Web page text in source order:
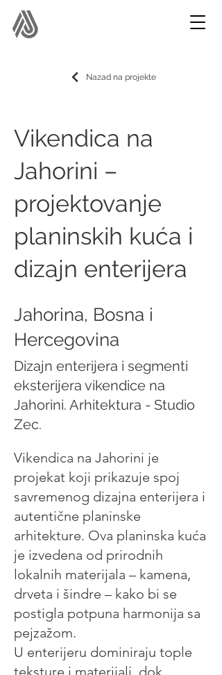
Nazad na projekte
Vikendica na
Jahorini –
projektovanje
planinskih kuća i
dizajn enterijera
Jahorina, Bosna i
Hercegovina
Dizajn enterijera i segmenti
eksterijera vikendice na
Jahorini. Arhitektura - Studio
Zec.
Vikendica na Jahorini je
projekat koji prikazuje spoj
savremenog dizajna enterijera i
autentične planinske
arhitekture. Ova planinska kuća
je izvedena od prirodnih
lokalnih materijala – kamena,
drveta i šindre – kako bi se
postigla potpuna harmonija sa
pejzažom.
U enterijeru dominiraju tople
teksture i materijali, dok